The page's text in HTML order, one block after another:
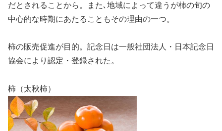
だとされることから。また､地域によって違うが柿の旬の
中心的な時期にあたることもその理由の一つ。
柿の販売促進が目的。記念日は一般社団法人・日本記念日
協会により認定・登録された。
柿（太秋柿）